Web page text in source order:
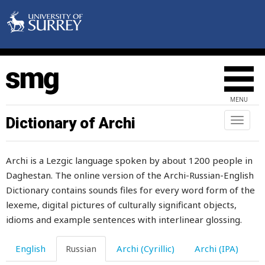
MENU
Toggle
Dictionary of Archi
Archi is a Lezgic language spoken by about 1200 people in
Daghestan. The online version of the Archi-Russian-English
Dictionary contains sounds files for every word form of the
lexeme, digital pictures of culturally significant objects,
idioms and example sentences with interlinear glossing.
English Russian Archi (Cyrillic) Archi (IPA)
портной
порция
порча
порядок
по-своему
посев
поскальзываться